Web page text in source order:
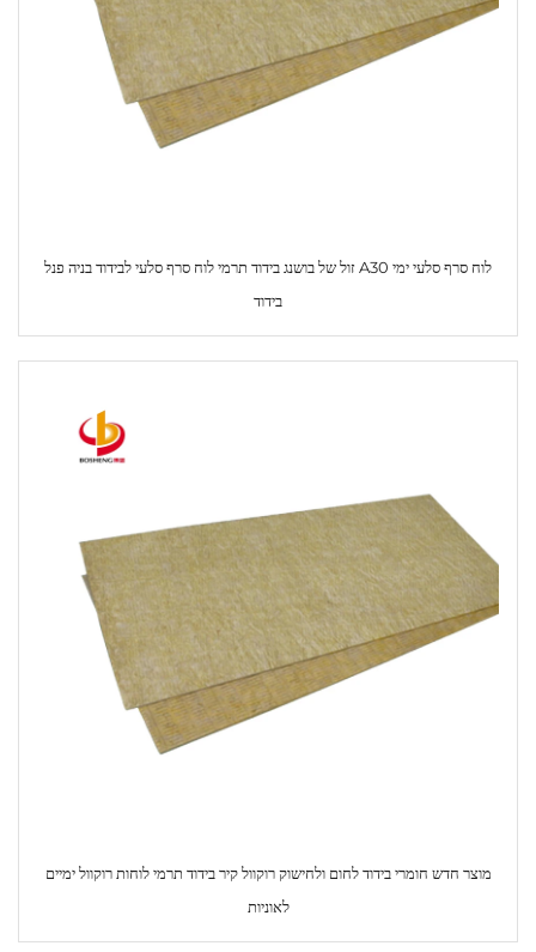
לוח סרף סלעי ימי A30 זול של בושנג בידוד תרמי לוח סרף סלעי לבידוד בניה פנל
בידוד
מוצר חדש חומרי בידוד לחום ולחישוק רוקוול קיר בידוד תרמי לוחות רוקוול ימיים
לאוניות